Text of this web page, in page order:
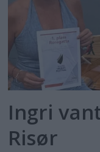
Ingri
Risør